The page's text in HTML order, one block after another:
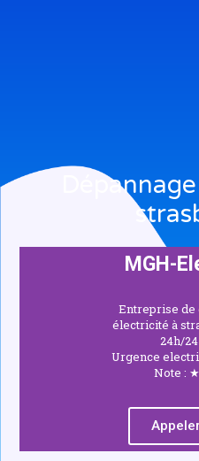
MGH-
Entreprise de
électricité à
24h/
Urgence
Note :